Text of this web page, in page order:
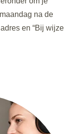
na de
en “Bij wijze